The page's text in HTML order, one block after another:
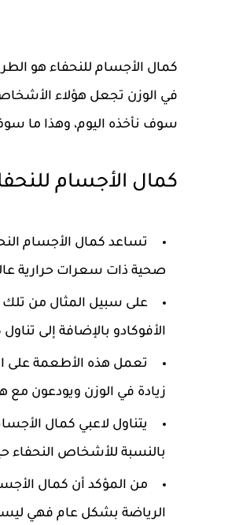
كمال الأجسام للنحفاء هو
في الوزن تجعل هؤلاء
سوف نأخذه اليوم، وهذا ما
كمال الأجسام
تساعد كمال الأجسام
صحية ذات سعرات حرارية
على سبيل المثال من تلك
الأفوكادو بالإضافة إلى
تعمل هذه الأطعمة على
زيادة في الوزن ويودعون مع
يتناول لاعبي كمال
بالنسبة للأشخاص
من المؤكد أن كمال
الرياضة بشكل عام فهي